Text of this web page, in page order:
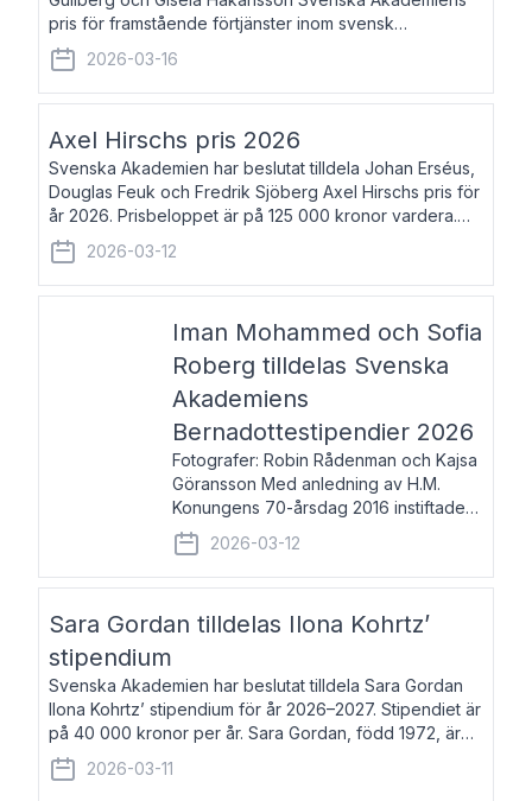
pris för framstående förtjänster inom svensk
språkforskning och språkvård till minne av Carl Gabriel
och Karin Forsberg för år 2026. Prissumma
2026-03-16
Axel Hirschs pris 2026
Svenska Akademien har beslutat tilldela Johan Erséus,
Douglas Feuk och Fredrik Sjöberg Axel Hirschs pris för
år 2026. Prisbeloppet är på 125 000 kronor vardera.
Johan Erséus, född 1959, är fackboksförfattare och
journalist med mångårigt för
2026-03-12
Iman Mohammed och Sofia
Roberg tilldelas Svenska
Akademiens
Bernadottestipendier 2026
Fotografer: Robin Rådenman och Kajsa
Göransson Med anledning av H.M.
Konungens 70-årsdag 2016 instiftade
fem av de kungliga akademierna det så
kallade Bernadotteprogrammet med
syfte att genom stipendier erbjuda stöd
2026-03-12
Sara Gordan tilldelas Ilona Kohrtz’
stipendium
Svenska Akademien har beslutat tilldela Sara Gordan
Ilona Kohrtz’ stipendium för år 2026–2027. Stipendiet är
på 40 000 kronor per år. Sara Gordan, född 1972, är
författare och översättare. Hon debuterade 2006 med
det prosalyriska verket En
2026-03-11